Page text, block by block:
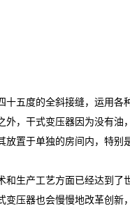
五度的全斜接缝，运用各
，干式变压器因为没有油
置于单独的房间内，特别
生产工艺方面已经达到了
压器也会慢慢地改革创新